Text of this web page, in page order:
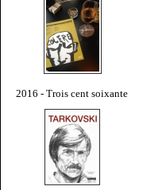
2016 - Trois cent soixante